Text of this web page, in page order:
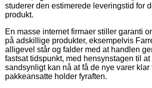
studerer den estimerede leveringstid for
produkt.
En masse internet firmaer stiller garanti
på adskillige produkter, eksempelvis
alligevel står og falder med at handlen
fastsat tidspunkt, med hensynstagen til
sandsynligt kan nå at få de nye varer klar
pakkeansatte holder fyraften.